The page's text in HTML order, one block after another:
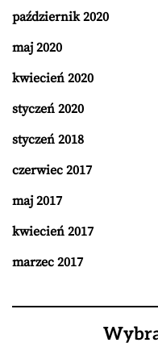
październik 2020
maj 2020
kwiecień 2020
styczeń 2020
styczeń 2018
czerwiec 2017
maj 2017
kwiecień 2017
marzec 2017